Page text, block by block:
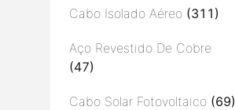
Cabo Isolado Aéreo (311)
Aço Revestido De Cobre
(47)
Cabo Solar Fotovoltaico (69)